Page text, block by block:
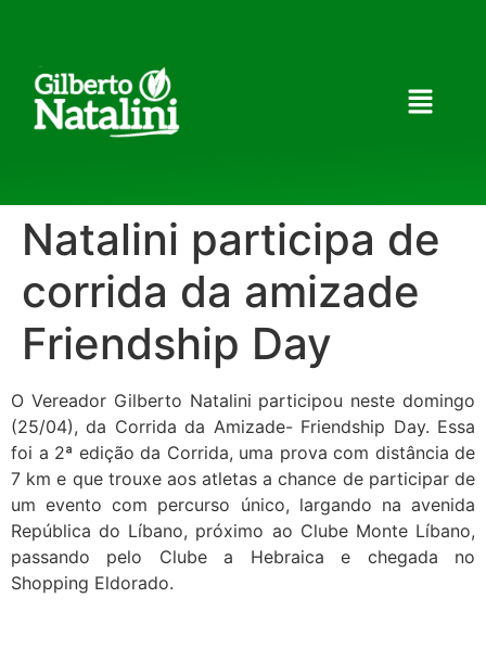
Natalini participa de
corrida da amizade
Friendship Day
O Vereador Gilberto Natalini participou neste domingo
(25/04), da Corrida da Amizade- Friendship Day. Essa
foi a 2ª edição da Corrida, uma prova com distância de
7 km e que trouxe aos atletas a chance de participar de
um evento com percurso único, largando na avenida
República do Líbano, próximo ao Clube Monte Líbano,
passando pelo Clube a Hebraica e chegada no
Shopping Eldorado.